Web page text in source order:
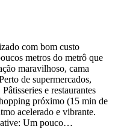
com bom custo
metros do metrô que
maravilhoso, cama
de supermercados,
e restaurantes
próximo (15 min de
acelerado e vibrante.
Um pouco…